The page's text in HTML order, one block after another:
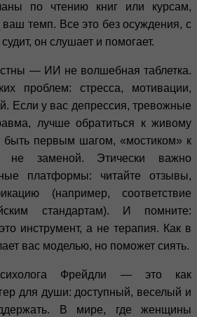
по чтению книг или курсам,
темп. Все это без осуждения, с
он слушает и помогает.
— ИИ не волшебная таблетка.
проблем: стресса, мотивации,
Если у вас депрессия, тревожные
лучше обратиться к живому
быть первым шагом, «мостиком» к
не заменой. Этически важно
платформы: читайте отзывы,
(например, соответствие
стандартам). И помните:
инструмент, а не терапия. Как в
вас моделью, но поможет сиять.
Фрейдли — это как
для души: доступный, веселый и
В мире, где женщины